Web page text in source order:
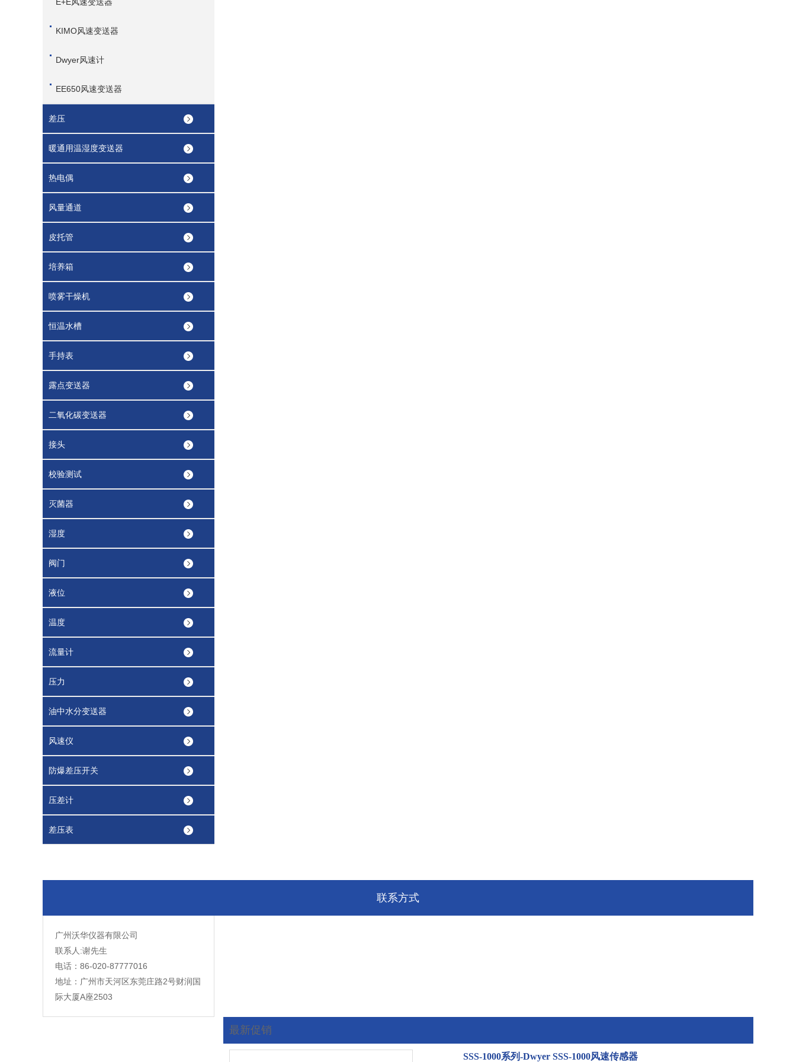
KIMO风速变送器
Dwyer风速计
EE650风速变送器
差压
暖通用温湿度变送器
热电偶
风量通道
皮托管
培养箱
喷雾干燥机
恒温水槽
手持表
露点变送器
二氧化碳变送器
接头
校验测试
灭菌器
湿度
阀门
液位
温度
流量计
压力
油中水分变送器
风速仪
防爆差压开关
压差计
差压表
联系方式
广州沃华仪器有限公司
联系人:谢先生
电话：86-020-87777016
地址：广州市天河区东莞庄路2号财润国
际大厦A座2503
最新促销
SSS-1000系列-Dwyer SSS-1000风速传感器